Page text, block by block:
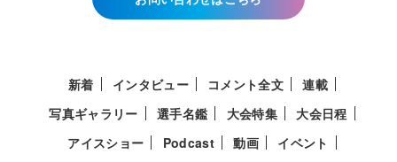
新着 インタビュー コメント全文
連載
写真ギャラリー
選手名鑑 大会特集
大会日程
アイスショー
Podcast 動画
イベント